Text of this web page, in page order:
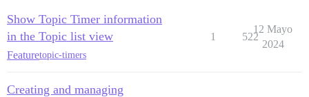
Show Topic Timer information
in the Topic list view
Featuretopic-timers
1 522
12 Mayo
2024
Creating and managing